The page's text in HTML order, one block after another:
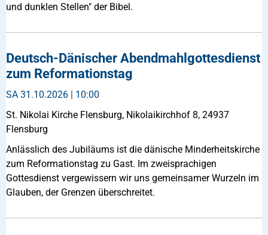
und dunklen Stellen" der Bibel.
Deutsch-Dänischer Abendmahlgottesdienst
zum Reformationstag
SA 31.10.2026 | 10:00
St. Nikolai Kirche Flensburg, Nikolaikirchhof 8, 24937
Flensburg
Anlässlich des Jubiläums ist die dänische Minderheitskirche
zum Reformationstag zu Gast. Im zweisprachigen
Gottesdienst vergewissern wir uns gemeinsamer Wurzeln im
Glauben, der Grenzen überschreitet.